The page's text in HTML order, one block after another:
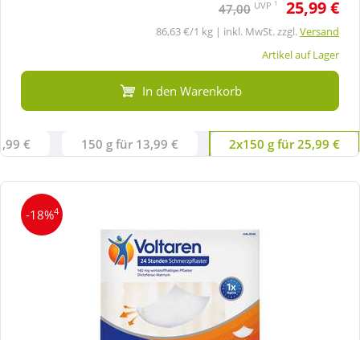
47,00 UVP 1 25,99 €
86,63 €/1 kg | inkl. MwSt. zzgl.Versand
Artikel auf Lager
In den Warenkorb
€ 150 g für 13,99 € 2x150 g für 25,99 €
-18%4